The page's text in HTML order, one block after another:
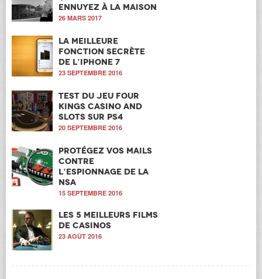
ennuyez à la maison
26 MARS 2017
La meilleure
fonction secrète
de l’iPhone 7
23 SEPTEMBRE 2016
Test du jeu Four
Kings Casino and
Slots sur PS4
20 SEPTEMBRE 2016
Protégez vos mails
contre
l’espionnage de la
NSA
15 SEPTEMBRE 2016
Les 5 meilleurs films
de casinos
23 AOÛT 2016